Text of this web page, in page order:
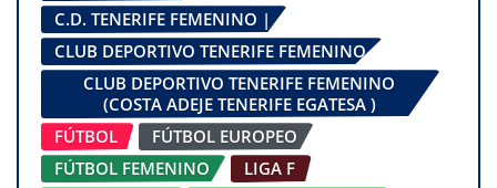
C.D. TENERIFE FEMENINO |
CLUB DEPORTIVO TENERIFE FEMENINO
CLUB DEPORTIVO TENERIFE FEMENINO
(COSTA ADEJE TENERIFE EGATESA )
FÚTBOL
FÚTBOL EUROPEO
FÚTBOL FEMENINO
LIGA F